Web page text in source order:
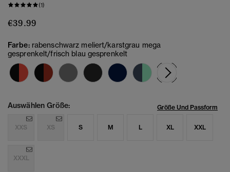
(1)
€39.99
Farbe: rabenschwarz meliert/karstgrau mega
gesprenkelt/frisch blau gesprenkelt
Auswählen Größe: Größe Und Passform
XXS XS S M L XL XXL
XXXL